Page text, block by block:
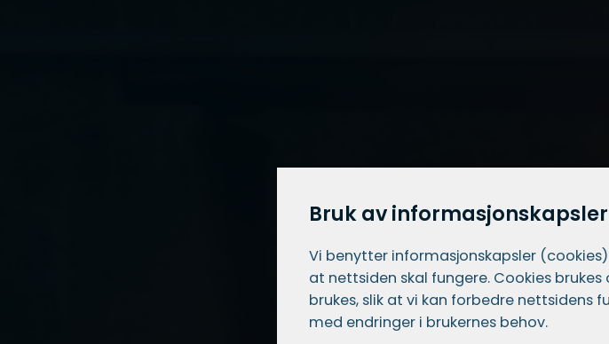
Bruk av informasjonskapsler
Vi benytter informasjons­kapsler
at nettsiden skal fungere. Cookies
brukes, slik at vi kan forbedre nettsidens
med endringer i brukernes behov.